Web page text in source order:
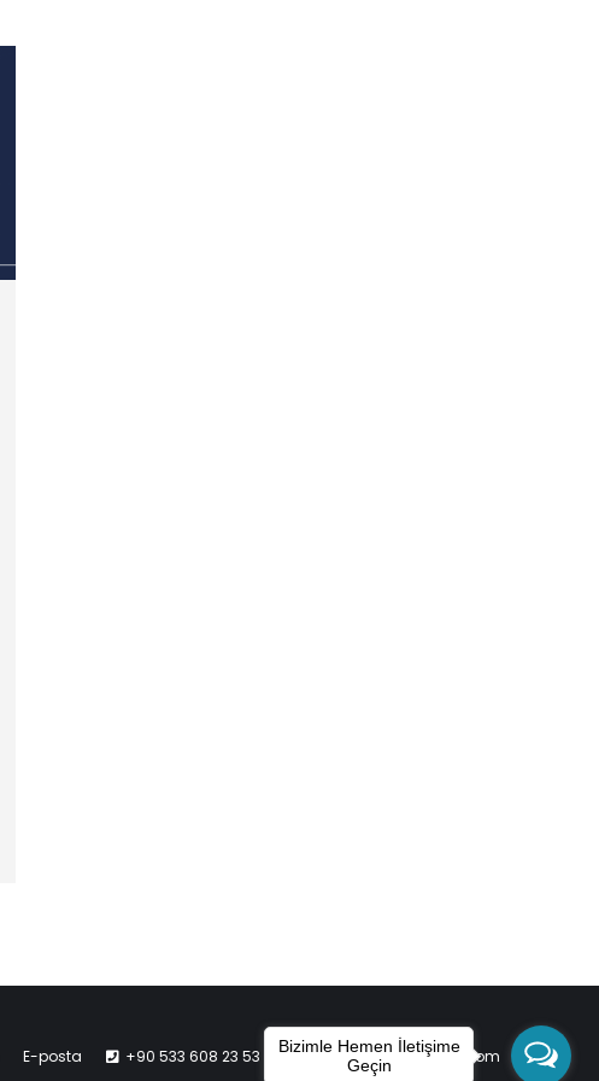
E-posta +90 533 608 23 53 info@polatlaryazilim.com
Bizimle Hemen İletişime
Geçin